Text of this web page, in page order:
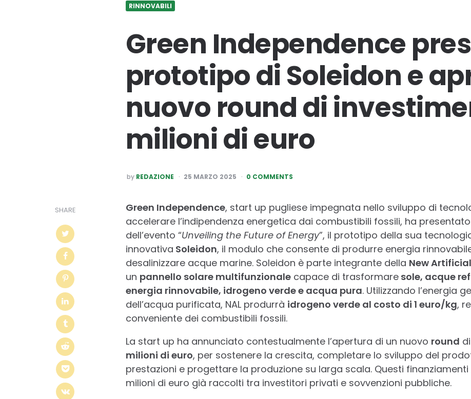
RINNOVABILI
Green Independence
prototipo di Soleidon e
nuovo round di
milioni di euro
POSTED
BY
by REDAZIONE 25 MARZO 2025 0 COMMENTS
SHARE Green Independence, start up pugliese impegnata nello sviluppo di
accelerare l’indipendenza energetica dai combustibili fossili, ha
dell’evento “Unveiling the Future of Energy”, il prototipo della sua
innovativa Soleidon, il modulo che consente di produrre energia
desalinizzare acque marine. Soleidon è parte integrante della New
un pannello solare multifunzionalecapace di trasformaresole, acque
energia rinnovabile, idrogeno verde e acqua pura. Utilizzando l’energia
dell’acqua purificata, NAL produrrà idrogeno verde al costo di 1 euro/kg,
conveniente dei combustibili fossili.
La start up ha annunciato contestualmente l’apertura di un nuovo round
milioni di euro, per sostenere la crescita, completare lo sviluppo del
prestazioni e progettare la produzione su larga scala. Questi
milioni di euro già raccolti tra investitori privati e sovvenzioni pubbliche.